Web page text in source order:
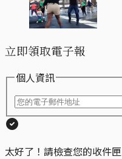
立即領取電子報
個人資訊
太好了！請檢查您的收件